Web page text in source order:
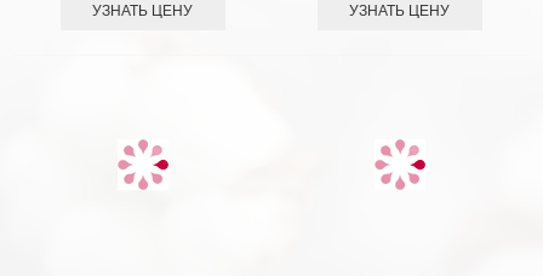
УЗНАТЬ ЦЕНУ УЗНАТЬ ЦЕНУ